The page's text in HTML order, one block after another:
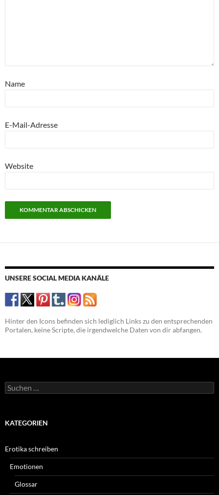
Name
E-Mail-Adresse
Website
UNSERE SOCIAL MEDIA KANÄLE
Hinter den Icons befinden sich lediglich Links zu den entsprechenden
Portalen, keine Scripte, die irgendwelche Daten von dir abfangen.
Suchen
nach:
KATEGORIEN
Erotika schreiben
Emotionen
Glossar